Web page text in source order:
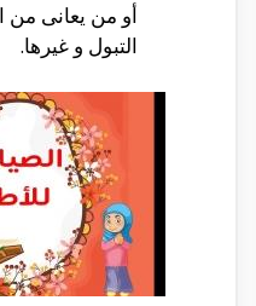
أو من يعانى من
التبول و غيرها.